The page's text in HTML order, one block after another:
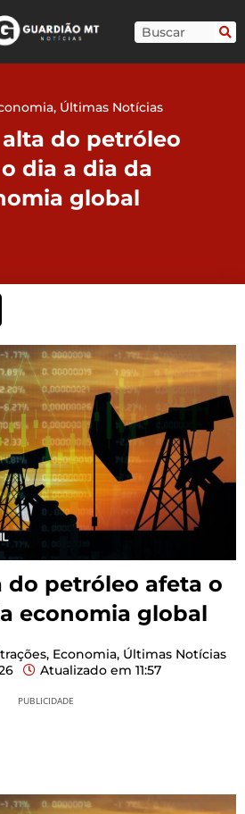
Pesquisar
, Últimas Notícias
alta do petróleo
dia a dia da
global
do petróleo afeta o
economia global
, Economia, Últimas Notícias
Atualizado em 11:57
PUBLICIDADE